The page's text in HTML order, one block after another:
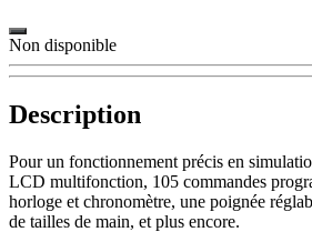
Non disponible
Description
Pour un fonctionnement précis en
LCD multifonction, 105 commandes
horloge et chronomètre, une poignée
de tailles de main, et plus encore.